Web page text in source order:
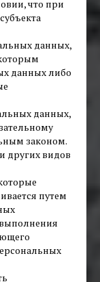
что при
данных,
данных либо
данных,
законом.
других видов
путем